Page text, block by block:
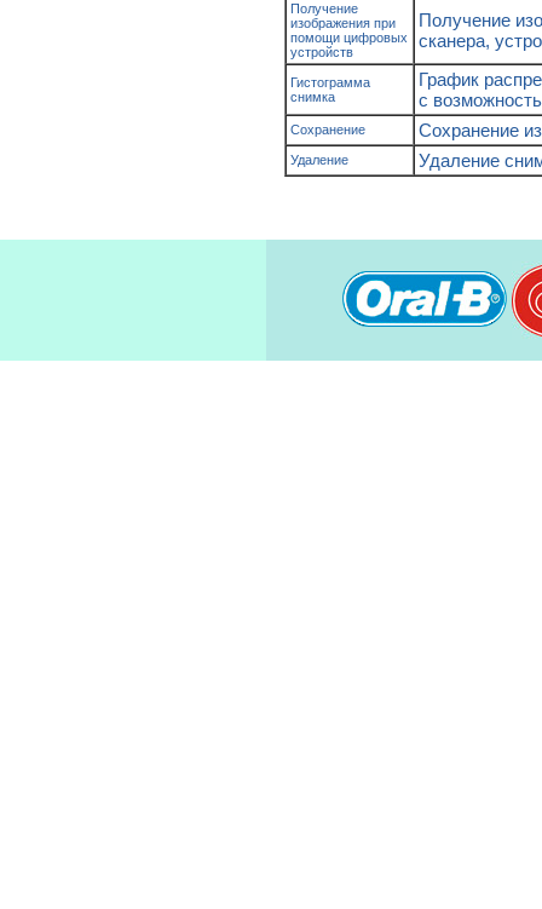
Получение
изображения при
помощи цифровых
устройств
Получение
сканера,
Гистограмма
снимка
График
с
Сохранение Сохранение
Удаление Удаление